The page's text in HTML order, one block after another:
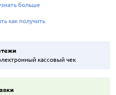
больше
как получить
кассовый чек